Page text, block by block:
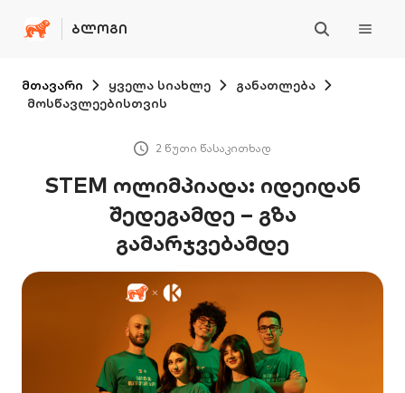
ᲑᲚᲝᲒᲘ
მთავარი ყველა სიახლე
განათლება
მოსწავლეებისთვის
2 წუთი წასაკითხად
STEM ოლიმპიადა: იდეიდან
შედეგამდე – გზა
გამარჯვებამდე